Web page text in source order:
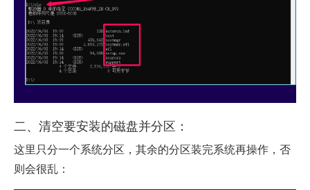
二、清空要安装的磁盘并分区：
这里只分一个系统分区，其余的分区装完系统再操作，否
则会很乱：